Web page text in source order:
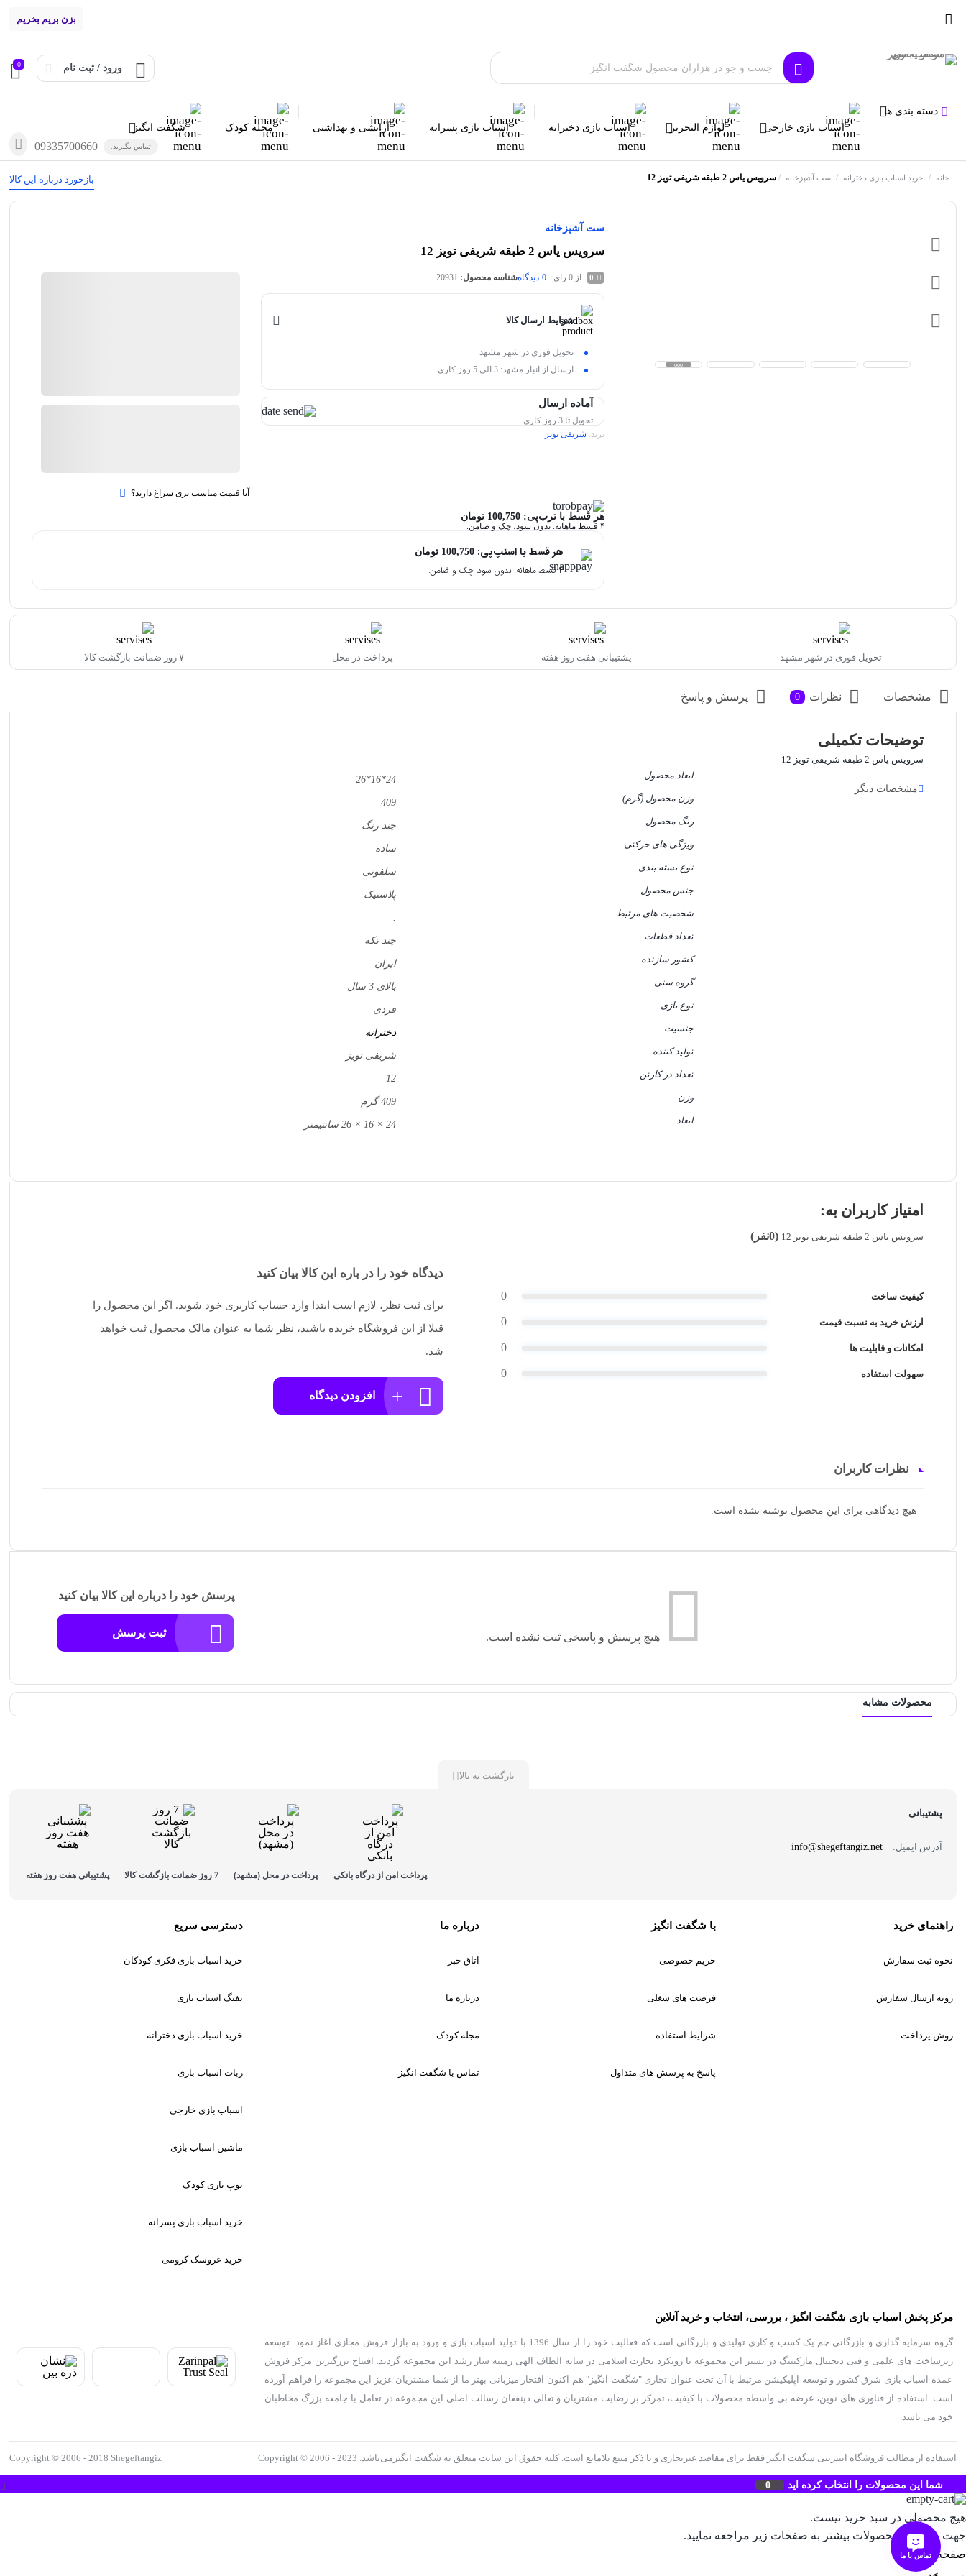
بزن بریم بخریم
ورود / ثبت نام 0
دسته بندی ها
اسباب بازی خارجی
لوازم التحریر اسباب بازی دخترانه اسباب بازی پسرانه آرایشی و بهداشتی مجله کودک شگفت انگیز
تماس بگیرید. 09335700660
بازخورد درباره این کالا خانه / خرید اسباب بازی دخترانه / ست آشپزخانه /سرویس یاس 2 طبقه شریفی تویز 12
ست آشپزخانه
سرویس یاس 2 طبقه شریفی تویز 12
0 از 0 رای 0 دیدگاهشناسه محصول: 20931
شرایط ارسال کالا
تحویل فوری در شهر مشهد
ارسال از انبار مشهد: 3 الی 5 روز کاری
آماده ارسال
تحویل تا 3 روز کاری
برند: شریفی تویز
403,000
شریفی
آیا قیمت مناسب تری سراغ دارید؟
هر قسط با ترب‌پی:100,750 تومان
۴ قسط ماهانه. بدون سود، چک و ضامن.
هر قسط با اسنپ‌پی:100,750 تومان
۴ قسط ماهانه. بدون سود، چک و ضامن.
تحویل فوری در شهر مشهد پشتیبانی هفت روز هفته پرداخت در محل ۷ روز ضمانت بازگشت کالا
مشخصات نظرات 0 پرسش و پاسخ
توضیحات تکمیلی
سرویس یاس 2 طبقه شریفی تویز 12
مشخصات دیگر
ابعاد محصول
24*16*26
وزن محصول (گرم)
409
رنگ محصول
چند رنگ
ویژگی های حرکتی
ساده
نوع بسته بندی
سلفونی
جنس محصول
پلاستیک
شخصیت های مرتبط
.
تعداد قطعات
چند تکه
کشور سازنده
ایران
گروه سنی
بالای 3 سال
نوع بازی
فردی
جنسیت
دخترانه
تولید کننده
شریفی تویز
تعداد در کارتن
12
وزن
409 گرم
ابعاد
24 × 16 × 26 سانتیمتر
امتیاز کاربران به:
سرویس یاس 2 طبقه شریفی تویز 12 (0نفر)
کیفیت ساخت 0
ارزش خرید به نسبت قیمت 0
امکانات و قابلیت ها 0
سهولت استفاده 0
دیدگاه خود را در باره این کالا بیان کنید
برای ثبت نظر، لازم است ابتدا وارد حساب کاربری خود شوید. اگر این محصول را
قبلا از این فروشگاه خریده باشید، نظر شما به عنوان مالک محصول ثبت خواهد
شد.
افزودن دیدگاه
نظرات کاربران
هیچ دیدگاهی برای این محصول نوشته نشده است.
هیچ پرسش و پاسخی ثبت نشده است.
پرسش خود را درباره این کالا بیان کنید
ثبت پرسش
محصولات مشابه
بازگشت به بالا
پشتیبانی
آدرس ایمیل: info@shegeftangiz.net
پرداخت امن از درگاه بانکی پرداخت در محل (مشهد) 7 روز ضمانت بازگشت کالا پشتیبانی هفت روز هفته
راهنمای خرید
نحوه ثبت سفارش
رویه ارسال سفارش
روش پرداخت
با شگفت انگیز
حریم خصوصی
فرصت های شغلی
شرایط استفاده
پاسخ به پرسش های متداول
درباره ما
اتاق خبر
درباره ما
مجله کودک
تماس با شگفت انگیز
دسترسی سریع
خرید اسباب بازی فکری کودکان
تفنگ اسباب بازی
خرید اسباب بازی دخترانه
ربات اسباب بازی
اسباب بازی خارجی
ماشین اسباب بازی
توپ بازی کودک
خرید اسباب بازی پسرانه
خرید عروسک کرومی
مرکز پخش اسباب بازی شگفت انگیز ، بررسی، انتخاب و خرید آنلاین
گروه سرمایه گذاری و بازرگانی چم یک کسب و کاری تولیدی و بازرگانی است که فعالیت خود را از سال 1396 با تولید اسباب بازی و ورود به بازار فروش مجازی آغاز نمود. توسعه
زیرساخت های علمی و فنی دیجیتال مارکتینگ در بستر این مجموعه با رویکرد تجارت اسلامی در سایه الطاف الهی زمینه ساز رشد این مجموعه گردید. افتتاح بزرگترین مرکز فروش
عمده اسباب بازی شرق کشور و توسعه اپلیکیشن مرتبط با آن تحت عنوان تجاری "شگفت انگیز" هم اکنون افتخار میزبانی بهتر ما از شما مشتریان عزیز این مجموعه را فراهم آورده
است. استفاده از فناوری های نوین، عرضه بی واسطه محصولات با کیفیت، تمرکز بر رضایت مشتریان و تعالی ذینفعان رسالت اصلی این مجموعه در تعامل با جامعه بزرگ مخاطبان
خود می باشد.
استفاده از مطالب فروشگاه اینترنتی شگفت انگیز فقط برای مقاصد غیرتجاری و با ذکر منبع بلامانع است. کلیه حقوق این سایت متعلق به شگفت انگیزمی‌باشد. Copyright © 2006 - 2023 Copyright © 2006 - 2018 Shegeftangiz
تماس با ما
شما این محصولات را انتخاب کرده اید 0
هیچ محصولی در سبد خرید نیست.
جهت مشاهده محصولات بیشتر به صفحات زیر مراجعه نمایید.
صفحه اصلی